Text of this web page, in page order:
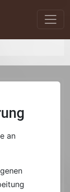
an